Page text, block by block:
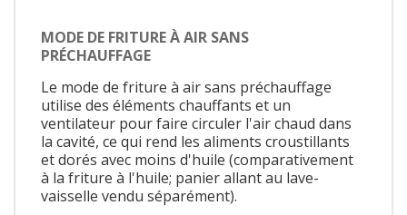
MODE DE FRITURE À AIR SANS
PRÉCHAUFFAGE
Le mode de friture à air sans préchauffage
utilise des éléments chauffants et un
ventilateur pour faire circuler l'air chaud dans
la cavité, ce qui rend les aliments croustillants
et dorés avec moins d'huile (comparativement
à la friture à l'huile; panier allant au lave-
vaisselle vendu séparément).